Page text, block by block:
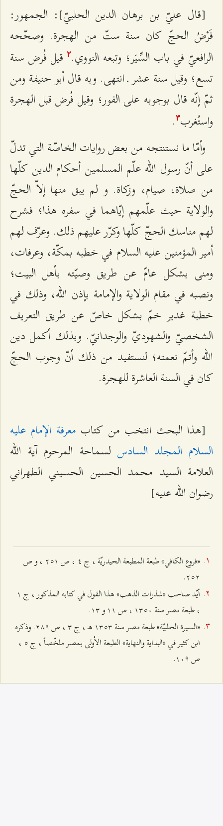
[قال‌ عليّ بن‌ برهان‌ الدين‌ الحلبيّ]: الجمهور:
فَرْضُ الحجّ كان‌ سنة‌ ستّ من‌ الهجرة‌. وصحّحه‌
الرافعيّ في باب‌ السِّيَر؛ وتبعه‌ النووي‌.٢قيل‌ فُرض‌ سنة‌
تسع‌؛ وقيل‌ سنة‌ عشر ـ انتهی‌. وبه‌ قال‌ أبو حنيفة‌ ومن‌
ثمّ إنّه‌ قال‌ بوجوبه‌ علی الفور؛ وقيل‌ فُرض‌ قبل‌ الهجرة‌
واستُغرب٣.
وأمّا ما نستنتجه‌ من‌ بعض‌ روايات‌ الخاصّة‌ التي تدلّ
علی أنّ رسول الله‌ علّم‌ المسلمين‌ أحكام‌ الدين‌ كلّها
من‌ صلاة‌، صيام‌، وزكاة‌. و لم‌ يبق‌ منها إلاّ الحجّ
والولاية‌ حيث‌ علّمهم‌ إيّاهما في سفره‌ هذا؛ فشرح‌
لهم‌ مناسك‌ الحجّ كلّها وكرّر عليهم‌ ذلك‌. وعرّف‌ لهم‌
أمير المؤمنين‌ عليه‌ السلام‌ في خطبه‌ بمكّة‌، وعرفات‌،
ومنی‌ بشكل‌ عامّ عن‌ طريق‌ وصيّته‌ بأهل‌ البيت‌؛
ونصبه‌ في مقام‌ الولاية‌ والإمامة‌ بإذن‌ الله‌، وذلك‌ في
خطبة‌ غدير خمّ بشكل‌ خاصّ عن‌ طريق‌ التعريف‌
الشخصيّ والشهوديّ والوجدانيّ. وبذلك‌ أكمل‌ دين‌
الله‌ وأتمّ نعمته‌؛ لنستفيد من‌ ذلك‌ أنّ وجوب‌ الحجّ
كان‌ في السنة‌ العاشرة‌ للهجرة.
[هذا البحث انتخب من كتاب معرفة الإمام عليه
السلام المجلد السادس لسماحة المرحوم آية الله
العلامة السيد محمد الحسين الحسيني الطهراني
رضوان الله عليه]
«فروع‌ الكافي» طبعة‌ المطبعة‌ الحيدريّة‌ ، ج‌ ٤ ، ص‌ ٢٥۱ ، و ص‌
٢٥٢.
أيّد صاحب‌ «شذرات‌ الذهب» هذا القول‌ في كتابه‌ المذكور ، ج‌ ۱
، طبعة‌ مصر سنة‌ ۱٣٥۰ ، ص‌ ۱۱ و ۱٣.
«السيرة‌ الحلبيّة‌‌» طبعة‌ مصر سنة‌ ۱٣٥٣ هـ ، ج‌ ٣ ، ص‌ ٢۸٩. وذكره‌
ابن‌ كثير في «البداية‌ والنهاية» الطبعة‌ الاُولی بمصر ملخّصاً ، ج‌ ٥ ،
ص‌ ۱۰٩.